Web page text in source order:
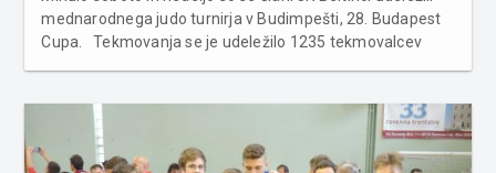
mednarodnega judo turnirja v Budimpešti, 28. Budapest
Cupa. Tekmovanja se je udeležilo 1235 tekmovalcev
Rusije, ...